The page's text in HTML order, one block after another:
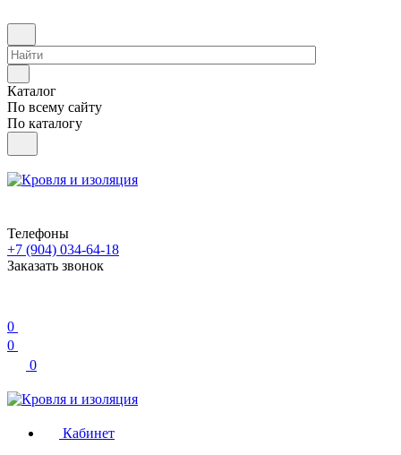
Каталог
По всему сайту
По каталогу
Телефоны
+7 (904) 034-64-18
Заказать звонок
0
0
0
Кабинет